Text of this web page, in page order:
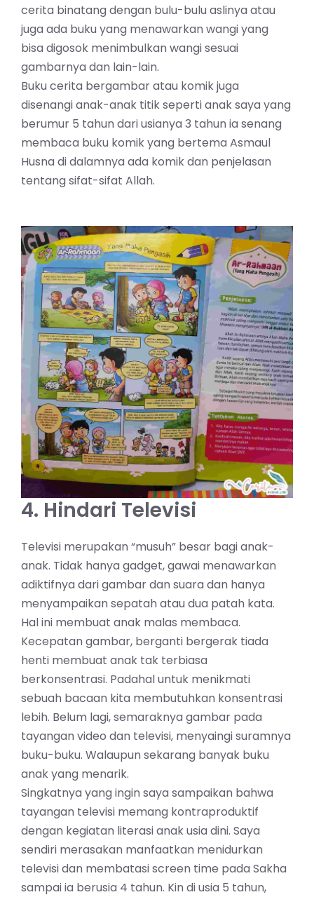
cerita binatang dengan bulu-bulu aslinya atau
juga ada buku yang menawarkan wangi yang
bisa digosok menimbulkan wangi sesuai
gambarnya dan lain-lain.
Buku cerita bergambar atau komik juga
disenangi anak-anak titik seperti anak saya yang
berumur 5 tahun dari usianya 3 tahun ia senang
membaca buku komik yang bertema Asmaul
Husna di dalamnya ada komik dan penjelasan
tentang sifat-sifat Allah.
4. Hindari Televisi
Televisi merupakan “musuh” besar bagi anak-
anak. Tidak hanya gadget, gawai menawarkan
adiktifnya dari gambar dan suara dan hanya
menyampaikan sepatah atau dua patah kata.
Hal ini membuat anak malas membaca.
Kecepatan gambar, berganti bergerak tiada
henti membuat anak tak terbiasa
berkonsentrasi. Padahal untuk menikmati
sebuah bacaan kita membutuhkan konsentrasi
lebih. Belum lagi, semaraknya gambar pada
tayangan video dan televisi, menyaingi suramnya
buku-buku. Walaupun sekarang banyak buku
anak yang menarik.
Singkatnya yang ingin saya sampaikan bahwa
tayangan televisi memang kontraproduktif
dengan kegiatan literasi anak usia dini. Saya
sendiri merasakan manfaatkan menidurkan
televisi dan membatasi screen time pada Sakha
sampai ia berusia 4 tahun. Kin di usia 5 tahun,